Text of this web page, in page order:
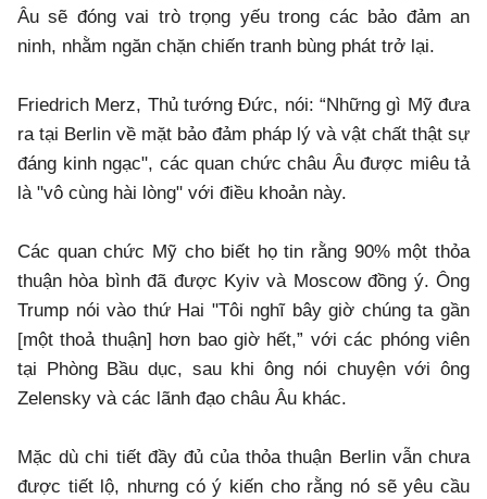
Âu sẽ đóng vai trò trọng yếu trong các bảo đảm an
ninh, nhằm ngăn chặn chiến tranh bùng phát trở lại.
Friedrich Merz, Thủ tướng Đức, nói: “Những gì Mỹ đưa
ra tại Berlin về mặt bảo đảm pháp lý và vật chất thật sự
đáng kinh ngạc", các quan chức châu Âu được miêu tả
là "vô cùng hài lòng" với điều khoản này.
Các quan chức Mỹ cho biết họ tin rằng 90% một thỏa
thuận hòa bình đã được Kyiv và Moscow đồng ý. Ông
Trump nói vào thứ Hai "Tôi nghĩ bây giờ chúng ta gần
[một thoả thuận] hơn bao giờ hết,” với các phóng viên
tại Phòng Bầu dục, sau khi ông nói chuyện với ông
Zelensky và các lãnh đạo châu Âu khác.
Mặc dù chi tiết đầy đủ của thỏa thuận Berlin vẫn chưa
được tiết lộ, nhưng có ý kiến cho rằng nó sẽ yêu cầu